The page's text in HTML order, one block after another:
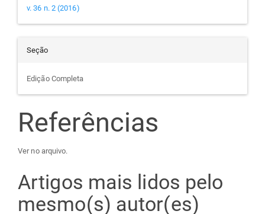
v. 36 n. 2 (2016)
Seção
Edição Completa
Referências
Ver no arquivo.
Artigos mais lidos pelo
mesmo(s) autor(es)